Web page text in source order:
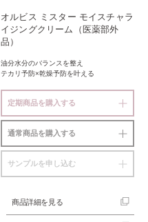
オルビス ミスター モイスチャラ
イジングクリーム（医薬部外
品）
油分水分のバランスを整え
テカリ予防×乾燥予防を叶える
定期商品を購入する
通常商品を購入する
サンプルを申し込む
商品詳細を見る